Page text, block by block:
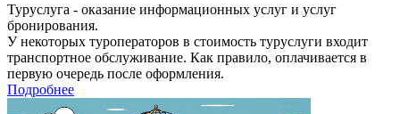
Туруслуга - оказание информационных услуг и услуг
бронирования.
У некоторых туроператоров в стоимость туруслуги входит
транспортное обслуживание. Как правило, оплачивается в
первую очередь после оформления.
Подробнее